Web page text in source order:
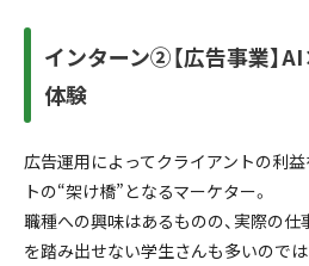
インターン②【広告事業】
体験
広告運用によってクライアントの利
トの“架け橋”となるマーケター。
職種への興味はあるものの、実際の
を踏み出せない学生さんも多いのでは